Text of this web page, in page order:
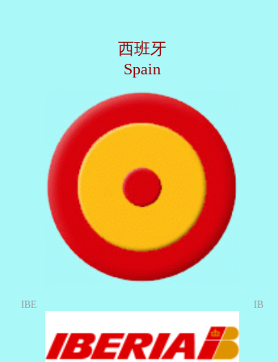
西班牙
Spain
IBE IB